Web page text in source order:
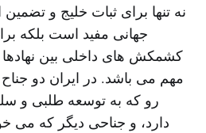
نه تنها برای ثبات خلیج و
جهانی مفید است بلکه
کشمکش های داخلی بین
مهم می باشد. در ایران دو جناح
رو که به توسعه طلبی و
دارد، و جناحی دیگر که می